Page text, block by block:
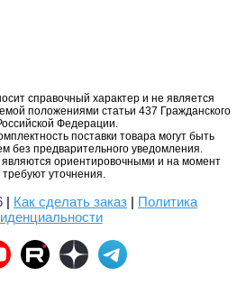
справочный характер и не является
положениями статьи 437 Гражданского
Федерации.
поставки товара могут быть
без предварительного уведомления.
ориентировочными и на момент
требуют уточнения.
| Как сделать заказ | Политика